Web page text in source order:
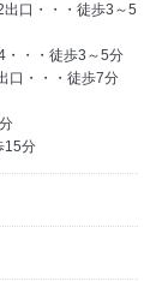
口・・・徒歩3～5
・・・徒歩3～5分
口・・・徒歩7分
15分